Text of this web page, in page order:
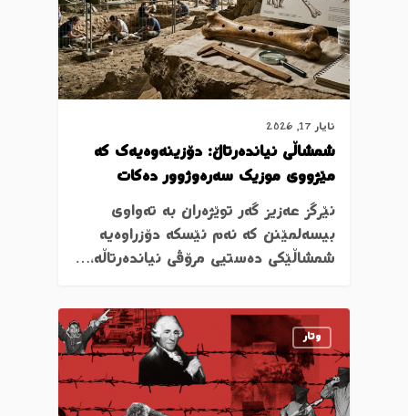
ئایار 17, 2026
شمشاڵی نیاندەرتاڵ: دۆزینەوەیەک کە
مێژووی موزیک سەرەوژوور دەکات
نێرگز عەزیز گەر توێژەران بە تەواوی
بیسەلمێنن کە ئەم ئێسکە دۆزراوەیە
شمشاڵێکی دەستیی مرۆڤی نیاندەرتاڵە،…
وتار